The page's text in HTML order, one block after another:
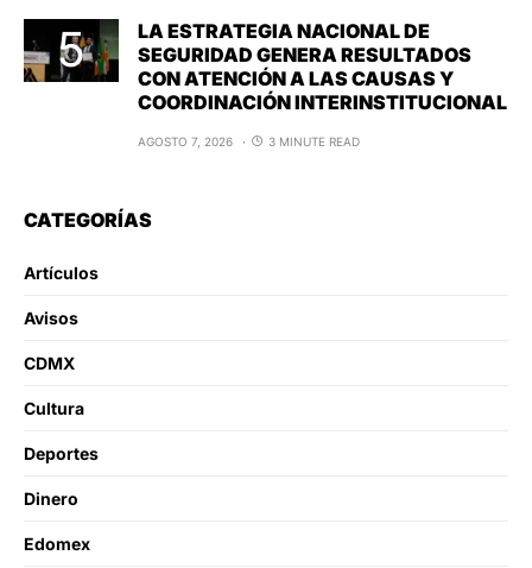
LA ESTRATEGIA NACIONAL DE
SEGURIDAD GENERA RESULTADOS
CON ATENCIÓN A LAS CAUSAS Y
COORDINACIÓN INTERINSTITUCIONAL
AGOSTO 7, 2026 3 MINUTE READ
CATEGORÍAS
Artículos
Avisos
CDMX
Cultura
Deportes
Dinero
Edomex